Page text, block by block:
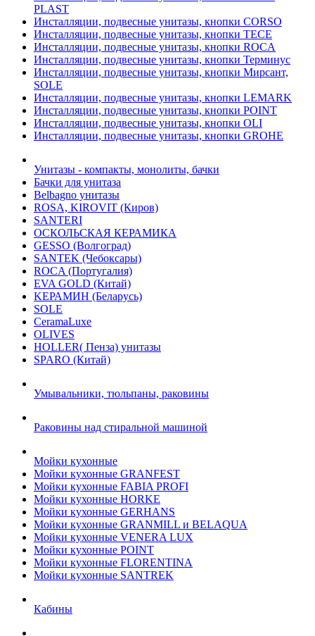
PLAST
Инсталляции, подвесные унитазы, кнопки CORSO
Инсталляции, подвесные унитазы, кнопки TECE
Инсталляции, подвесные унитазы, кнопки ROCA
Инсталляции, подвесные унитазы, кнопки Терминус
Инсталляции, подвесные унитазы, кнопки Мирсант,
SOLE
Инсталляции, подвесные унитазы, кнопки LEMARK
Инсталляции, подвесные унитазы, кнопки POINT
Инсталляции, подвесные унитазы, кнопки OLI
Инсталляции, подвесные унитазы, кнопки GROHE
Унитазы - компакты, монолиты, бачки
Бачки для унитаза
Belbagno унитазы
ROSA, KIROVIT (Киров)
SANTERI
ОСКОЛЬСКАЯ КЕРАМИКА
GESSO (Волгоград)
SANTEK (Чебоксары)
ROCA (Португалия)
EVA GOLD (Китай)
KЕРАМИН (Беларусь)
SOLE
CeramaLuxe
OLIVES
HOLLER( Пенза) унитазы
SPARO (Китай)
Умывальники, тюльпаны, раковины
Раковины над стиральной машиной
Мойки кухонные
Мойки кухонные GRANFEST
Мойки кухонные FABIA PROFI
Мойки кухонные HORKE
Мойки кухонные GERHANS
Мойки кухонные GRANMILL и BELAQUA
Мойки кухонные VENERA LUX
Мойки кухонные POINT
Мойки кухонные FLORENTINA
Мойки кухонные SANTREK
Кабины